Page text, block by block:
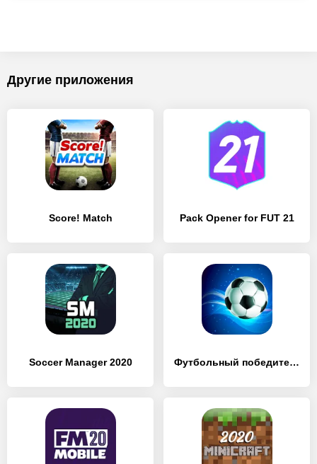
Другие приложения
Score! Match Pack Opener for FUT 21
Soccer Manager 2020 Футбольный победитель